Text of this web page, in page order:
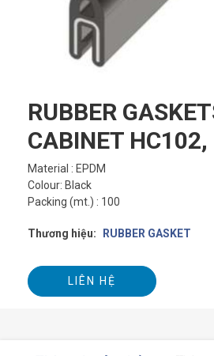
RUBBER
CABINET
Material : EPDM
Colour: Black
Packing (mt.) : 100
Thương hiệu: RUBBER GASKET
LIÊN HỆ